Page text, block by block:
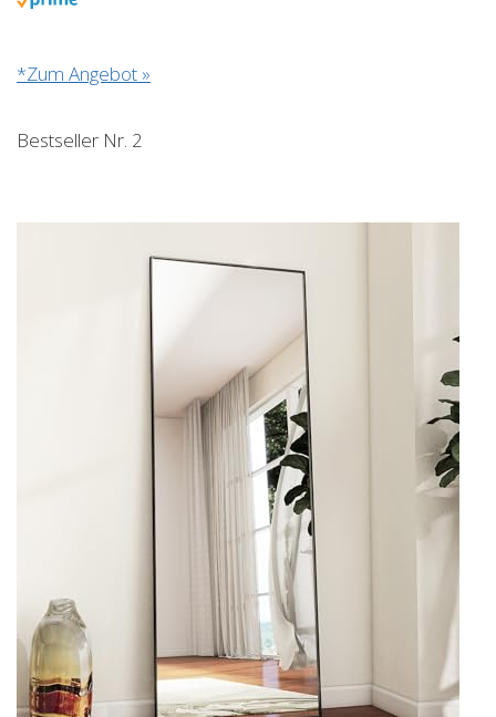
*Zum Angebot »
Bestseller Nr. 2